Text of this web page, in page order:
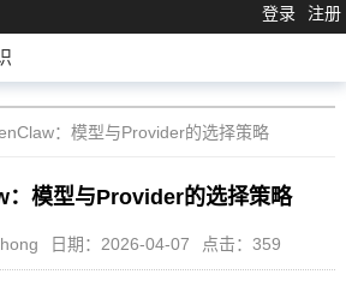
登录 注册
：模型与Provider的选择策略
：模型与Provider的选择策略
日期：2026-04-07 点击：359